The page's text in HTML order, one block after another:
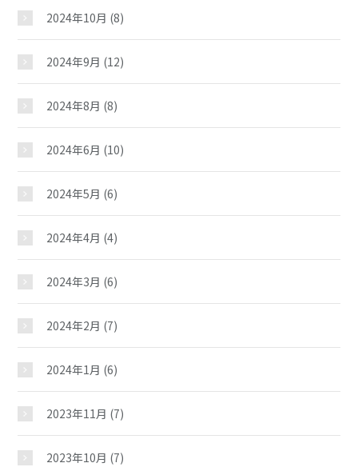
押野児童館
おしらせ
じどうかんだより
イベント
2024年10月 (8)
2024年9月 (12)
2024年8月 (8)
2024年6月 (10)
2024年5月 (6)
2024年4月 (4)
2024年3月 (6)
2024年2月 (7)
2024年1月 (6)
2023年11月 (7)
2023年10月 (7)